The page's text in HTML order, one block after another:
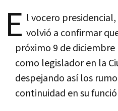
E l vocero presidencial,
volvió a confirmar
próximo 9 de diciembre
como legislador en la
despejando así los
continuidad en su